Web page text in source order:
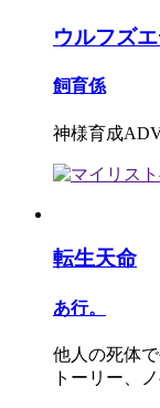
ウルフズ
飼育係
神様育成
転生天命
あ行。
他人の死体
トーリー、